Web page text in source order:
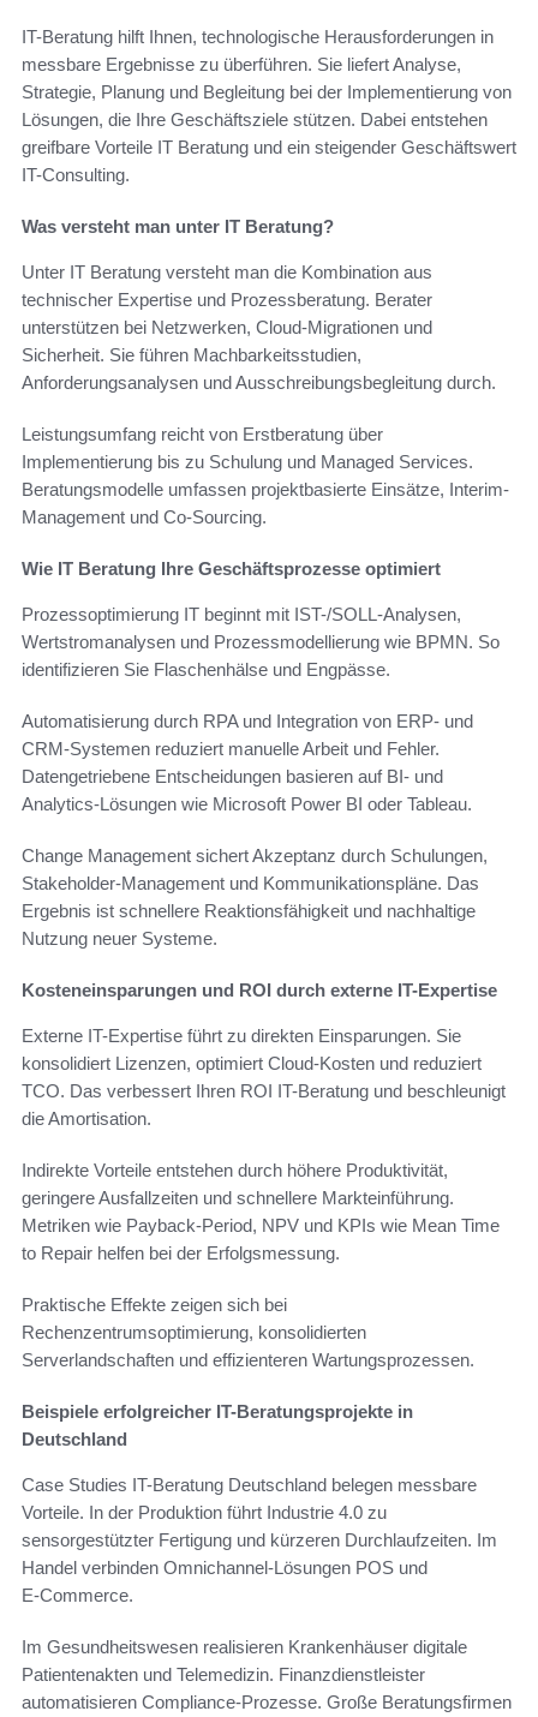
IT-Beratung hilft Ihnen, technologische Herausforderungen in
messbare Ergebnisse zu überführen. Sie liefert Analyse,
Strategie, Planung und Begleitung bei der Implementierung von
Lösungen, die Ihre Geschäftsziele stützen. Dabei entstehen
greifbare Vorteile IT Beratung und ein steigender Geschäftswert
IT-Consulting.
Was versteht man unter IT Beratung?
Unter IT Beratung versteht man die Kombination aus
technischer Expertise und Prozessberatung. Berater
unterstützen bei Netzwerken, Cloud-Migrationen und
Sicherheit. Sie führen Machbarkeitsstudien,
Anforderungsanalysen und Ausschreibungsbegleitung durch.
Leistungsumfang reicht von Erstberatung über
Implementierung bis zu Schulung und Managed Services.
Beratungsmodelle umfassen projektbasierte Einsätze, Interim-
Management und Co-Sourcing.
Wie IT Beratung Ihre Geschäftsprozesse optimiert
Prozessoptimierung IT beginnt mit IST-/SOLL-Analysen,
Wertstromanalysen und Prozessmodellierung wie BPMN. So
identifizieren Sie Flaschenhälse und Engpässe.
Automatisierung durch RPA und Integration von ERP- und
CRM-Systemen reduziert manuelle Arbeit und Fehler.
Datengetriebene Entscheidungen basieren auf BI- und
Analytics-Lösungen wie Microsoft Power BI oder Tableau.
Change Management sichert Akzeptanz durch Schulungen,
Stakeholder-Management und Kommunikationspläne. Das
Ergebnis ist schnellere Reaktionsfähigkeit und nachhaltige
Nutzung neuer Systeme.
Kosteneinsparungen und ROI durch externe IT-Expertise
Externe IT-Expertise führt zu direkten Einsparungen. Sie
konsolidiert Lizenzen, optimiert Cloud-Kosten und reduziert
TCO. Das verbessert Ihren ROI IT-Beratung und beschleunigt
die Amortisation.
Indirekte Vorteile entstehen durch höhere Produktivität,
geringere Ausfallzeiten und schnellere Markteinführung.
Metriken wie Payback-Period, NPV und KPIs wie Mean Time
to Repair helfen bei der Erfolgsmessung.
Praktische Effekte zeigen sich bei
Rechenzentrumsoptimierung, konsolidierten
Serverlandschaften und effizienteren Wartungsprozessen.
Beispiele erfolgreicher IT-Beratungsprojekte in
Deutschland
Case Studies IT-Beratung Deutschland belegen messbare
Vorteile. In der Produktion führt Industrie 4.0 zu
sensorgestützter Fertigung und kürzeren Durchlaufzeiten. Im
Handel verbinden Omnichannel-Lösungen POS und
E‑Commerce.
Im Gesundheitswesen realisieren Krankenhäuser digitale
Patientenakten und Telemedizin. Finanzdienstleister
automatisieren Compliance-Prozesse. Große Beratungsfirmen